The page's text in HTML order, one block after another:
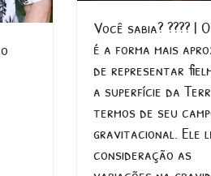
Você sabia? ???? |
é a forma mais
de representar
a superfície da
termos de seu
gravitacional. Ele
consideração as